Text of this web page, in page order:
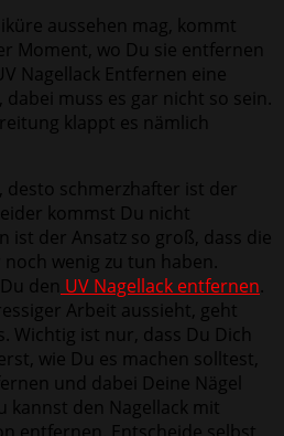
aussehen mag, kommt
Moment, wo Du sie entfernen
Nagellack Entfernen eine
muss es gar nicht so sein.
klappt es nämlich
desto schmerzhafter ist der
kommst Du nicht
ist der Ansatz so groß, dass die
wenig zu tun haben.
den UV Nagellack entfernen.
Arbeit aussieht, geht
Wichtig ist nur, dass Du Dich
wie Du es machen solltest,
und dabei Deine Nägel
kannst den Nagellack mit